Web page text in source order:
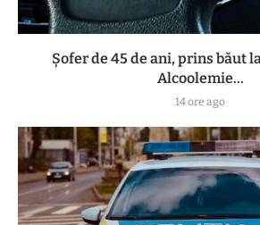
Șofer de 45 de ani, prins băut
Alcoolemie...
14 ore ago